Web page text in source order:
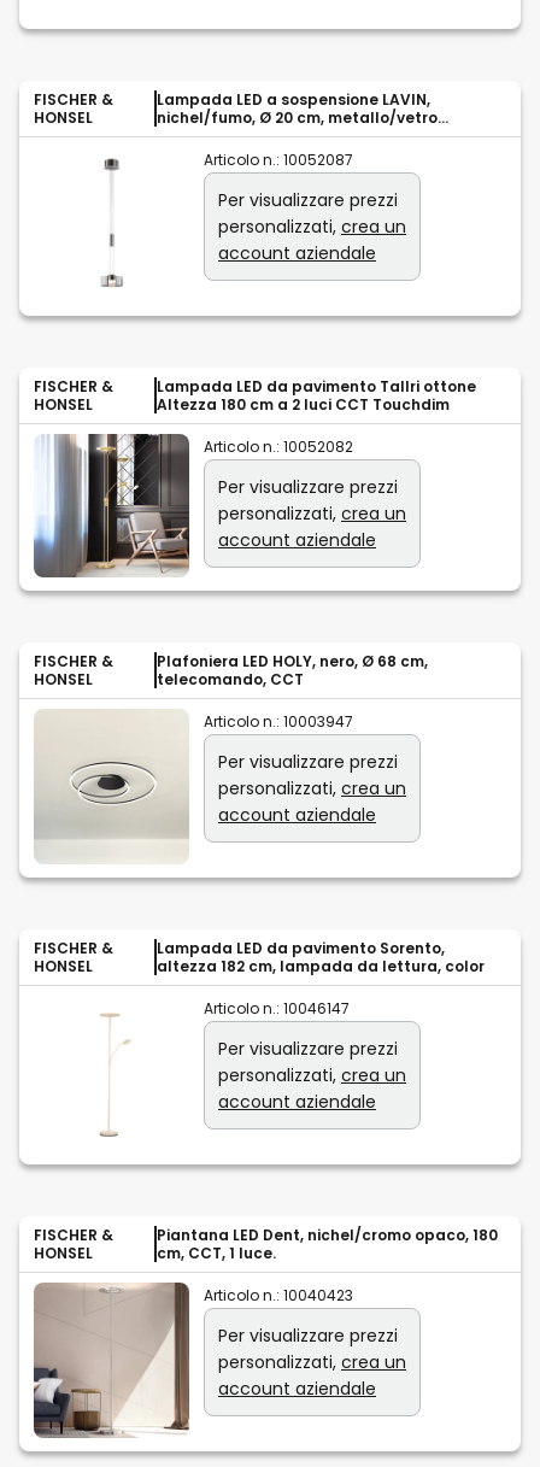
FISCHER &
HONSEL
Lampada LED a sospensione LAVIN,
nichel/fumo, Ø 20 cm, metallo/vetro
dimmerabile
Articolo n.: 10052087
Per visualizzare prezzi
personalizzati, crea un
account aziendale
FISCHER &
HONSEL
Lampada LED da pavimento Tallri ottone
Altezza 180 cm a 2 luci CCT Touchdim
Articolo n.: 10052082
Per visualizzare prezzi
personalizzati, crea un
account aziendale
FISCHER &
HONSEL
Plafoniera LED HOLY, nero, Ø 68 cm,
telecomando, CCT
Articolo n.: 10003947
Per visualizzare prezzi
personalizzati, crea un
account aziendale
FISCHER &
HONSEL
Lampada LED da pavimento Sorento,
altezza 182 cm, lampada da lettura, color
Articolo n.: 10046147
Per visualizzare prezzi
personalizzati, crea un
account aziendale
FISCHER &
HONSEL
Piantana LED Dent, nichel/cromo opaco, 180
cm, CCT, 1 luce.
Articolo n.: 10040423
Per visualizzare prezzi
personalizzati, crea un
account aziendale